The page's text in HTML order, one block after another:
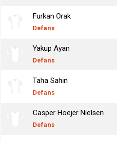
Furkan Orak
Defans
Yakup Ayan
Defans
Taha Sahin
Defans
Casper Hoejer Nielsen
Defans